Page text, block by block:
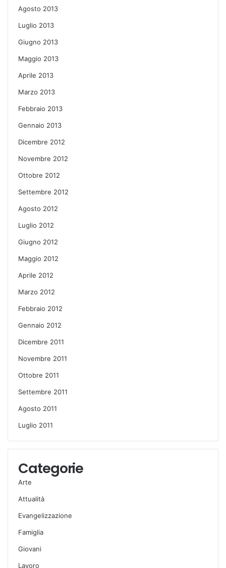
Agosto 2013
Luglio 2013
Giugno 2013
Maggio 2013
Aprile 2013
Marzo 2013
Febbraio 2013
Gennaio 2013
Dicembre 2012
Novembre 2012
Ottobre 2012
Settembre 2012
Agosto 2012
Luglio 2012
Giugno 2012
Maggio 2012
Aprile 2012
Marzo 2012
Febbraio 2012
Gennaio 2012
Dicembre 2011
Novembre 2011
Ottobre 2011
Settembre 2011
Agosto 2011
Luglio 2011
Categorie
Arte
Attualità
Evangelizzazione
Famiglia
Giovani
Lavoro